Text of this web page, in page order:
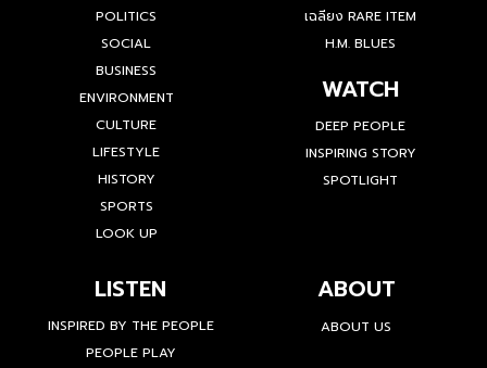
POLITICS
SOCIAL
BUSINESS
ENVIRONMENT
CULTURE
LIFESTYLE
HISTORY
SPORTS
LOOK UP
เฉลียง RARE ITEM
H.M. BLUES
WATCH
DEEP PEOPLE
INSPIRING STORY
SPOTLIGHT
LISTEN
INSPIRED BY THE PEOPLE
PEOPLE PLAY
ABOUT
ABOUT US